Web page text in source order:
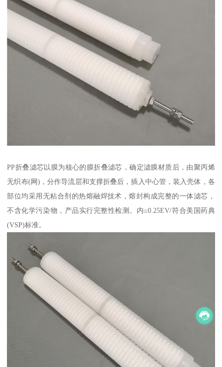
PP折叠滤芯以膜为核心的膜折叠滤芯，确定滤膜材质后，由聚丙烯
无织布(网)，分作导流层和支撑折叠后，插入中心管，装入壳体，各
部位均采用无粘合剂的热熔融焊技术，熔封构成完整的一体滤芯，
不含化学污染物，产品实行完整性检测。内≤0.25EV/符合美国药典
(VSP)标准。